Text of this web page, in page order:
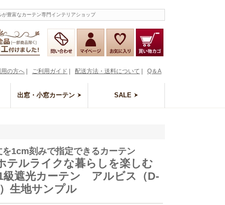
豊富なカーテン専門インテリアショップ
Q＆A
配送方法・送料について
ご利用ガイド
の方へ
出窓・小窓カーテン SALE
を1cm刻みで指定できるカーテン
テルライクな暮らしを楽しむ
級遮光カーテン アルビス（D-
生地サンプル